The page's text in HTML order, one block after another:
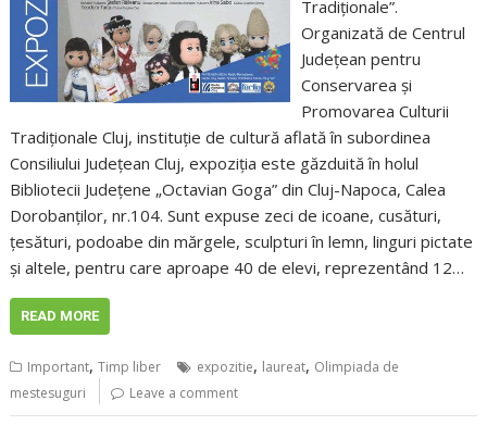
Tradiționale”.
Organizată de Centrul
Județean pentru
Conservarea și
Promovarea Culturii
Tradiționale Cluj, instituție de cultură aflată în subordinea
Consiliului Județean Cluj, expoziția este găzduită în holul
Bibliotecii Județene „Octavian Goga” din Cluj-Napoca, Calea
Dorobanților, nr.104. Sunt expuse zeci de icoane, cusături,
țesături, podoabe din mărgele, sculpturi în lemn, linguri pictate
și altele, pentru care aproape 40 de elevi, reprezentând 12…
READ MORE
Important,Timp liber expozitie, laureat, Olimpiada de
mestesuguri
Leave a comment